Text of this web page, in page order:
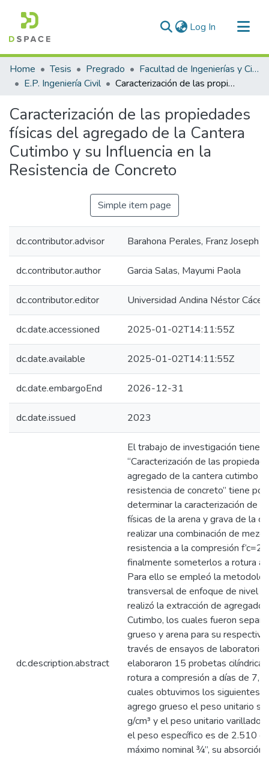
Log In (current)
Communities & Collections
All of DSpace
Home Tesis Pregrado
Facultad de Ingenierías y Ciencias Puras
E.P. Ingeniería Civil
Caracterización de las propiedades físicas del agregado de la Cantera Cutimbo y su Influencia en la Resistencia de Concreto
Caracterización de las propiedades
físicas del agregado de la Cantera
Cutimbo y su Influencia en la
Resistencia de Concreto
Simple item page
dc.contributor.advisor Barahona Perales, Franz Joseph
dc.contributor.author Garcia Salas, Mayumi Paola
dc.contributor.editor Universidad Andina Néstor
dc.date.accessioned 2025-01-02T14:11:55Z
dc.date.available 2025-01-02T14:11:55Z
dc.date.embargoEnd 2026-12-31
dc.date.issued 2023
dc.description.abstract
El trabajo de investigación tiene
“Caracterización de las
agregado de la cantera cutimbo y
resistencia de concreto” tiene
determinar la caracterización de
físicas de la arena y grava de la
realizar una combinación de
resistencia a la compresión
finalmente someterlos a rotura a
Para ello se empleó la
transversal de enfoque de nivel
realizó la extracción de agregado
Cutimbo, los cuales fueron
grueso y arena para su respectiva
través de ensayos de
elaboraron 15 probetas
rotura a compresión a días de 7,
cuales obtuvimos los siguientes
agrego grueso el peso unitario
g/cm³ y el peso unitario varillado
el peso específico es de 2.510 g/
máximo nominal ¾”, su